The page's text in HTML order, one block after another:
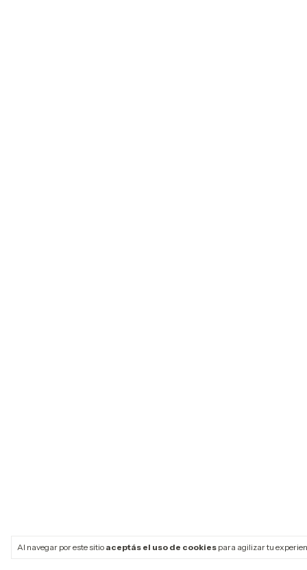
Al navegar por este sitio aceptás el uso de cookies para agilizar tu